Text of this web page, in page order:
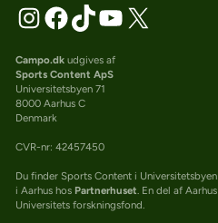
Campo.dkudgives af
Sports Content ApS
Universitetsbyen 71
8000 Aarhus C
Denmark
CVR-nr: 42457450
Du finder Sports Content i Universitetsbyen
i Aarhus hos Partnerhuset. En del af Aarhus
Universitets forskningsfond.